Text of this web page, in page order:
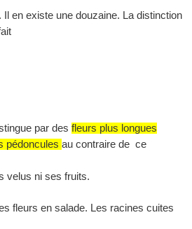
Il en existe une douzaine. La distinction
par des fleurs plus longues
pédoncules au contraire de ce
velus ni ses fruits.
fleurs en salade. Les racines cuites